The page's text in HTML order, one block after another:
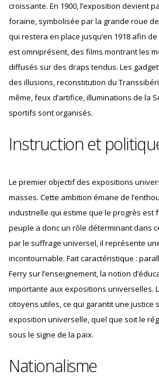
croissante. En 1900, l’exposition devient
foraine, symbolisée par la grande roue
qui restera en place jusqu’en 1918 afin
est omniprésent, des films montrant les
diffusés sur des draps tendus. Les
des illusions, reconstitution du
même, feux d’artifice, illuminations de la
sportifs sont organisés.
Instruction et
Le premier objectif des expositions
masses. Cette ambition émane de
industrielle qui estime que le progrès est
peuple a donc un rôle déterminant dans
par le suffrage universel, il représente
incontournable. Fait caractéristique :
Ferry sur l’enseignement, la notion
importante aux expositions universelles.
citoyens utiles, ce qui garantit une justice
exposition universelle, quel que soit le
sous le signe de la paix.
Nationalisme